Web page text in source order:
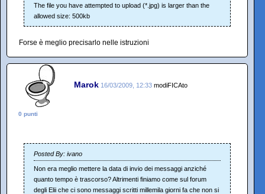
The file you have attempted to upload (*.jpg) is larger than the
allowed size: 500kb
Forse è meglio precisarlo nelle istruzioni
Marok 16/03/2009, 12:33 modiFICAto
0 punti
Posted By: ivano
Non era meglio mettere la data di invio dei messaggi anziché
quanto tempo è trascorso? Altrimenti finiamo come sul forum
degli Elii che ci sono messaggi scritti millemila giorni fa che non si